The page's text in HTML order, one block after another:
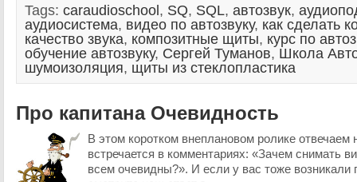
Tags: caraudioschool , SQ, SQL, автозвук,
аудиосистема, видео по автозвуку, как сделать
качество звука, композитные щиты, курс по
обучение автозвуку, Сергей Туманов, Школа
шумоизоляция, щиты из стеклопластика
Про капитана Очевидность
В этом коротком внеплановом ролике отвечаем
встречается в комментариях: «Зачем снимать
всем очевидны?». И если у вас тоже